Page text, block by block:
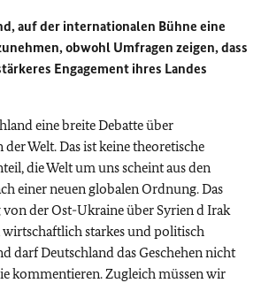
auf der internationalen Bühne eine
obwohl Umfragen zeigen, dass
Engagement ihres Landes
eine breite Debatte über
Welt. Das ist keine theoretische
die Welt um uns scheint aus den
einer neuen globalen Ordnung. Das
von der Ost-Ukraine über Syrien d Irak
wirtschaftlich starkes und politisch
darf Deutschland das Geschehen nicht
kommentieren. Zugleich müssen wir